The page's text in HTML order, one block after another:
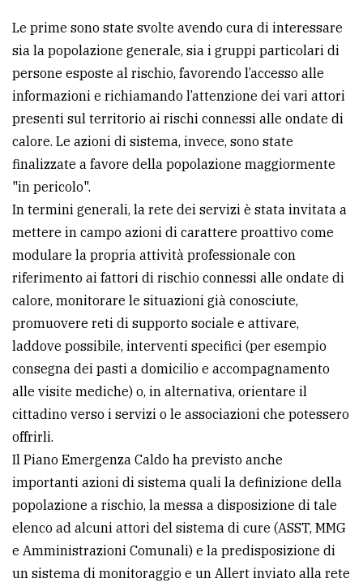
Le prime sono state svolte avendo cura di interessare
sia la popolazione generale, sia i gruppi particolari di
persone esposte al rischio, favorendo l’accesso alle
informazioni e richiamando l’attenzione dei vari attori
presenti sul territorio ai rischi connessi alle ondate di
calore. Le azioni di sistema, invece, sono state
finalizzate a favore della popolazione maggiormente
"in pericolo".
In termini generali, la rete dei servizi è stata invitata a
mettere in campo azioni di carattere proattivo come
modulare la propria attività professionale con
riferimento ai fattori di rischio connessi alle ondate di
calore, monitorare le situazioni già conosciute,
promuovere reti di supporto sociale e attivare,
laddove possibile, interventi specifici (per esempio
consegna dei pasti a domicilio e accompagnamento
alle visite mediche) o, in alternativa, orientare il
cittadino verso i servizi o le associazioni che potessero
offrirli.
Il Piano Emergenza Caldo ha previsto anche
importanti azioni di sistema quali la definizione della
popolazione a rischio, la messa a disposizione di tale
elenco ad alcuni attori del sistema di cure (ASST, MMG
e Amministrazioni Comunali) e la predisposizione di
un sistema di monitoraggio e un Allert inviato alla rete